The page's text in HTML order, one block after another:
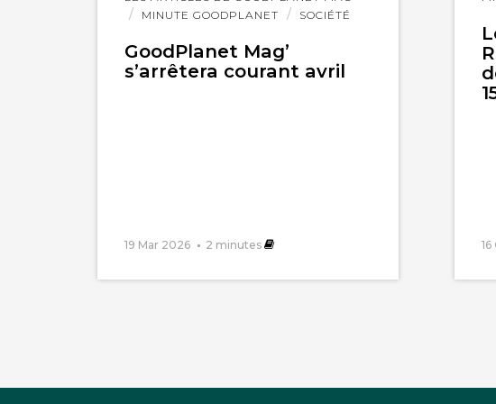
MINUTE GOODPLANET
SOCIÉTÉ
GoodPlanet Mag’
s’arrêtera courant avril
19 Mar 2026 2 minutes
l'article